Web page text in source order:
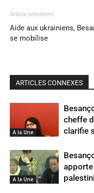
Article précédent
Aide aux ukrainiens,
se mobilise
ARTICLES CONNEXES
A la Une
cheffe
clarifie
A la Une